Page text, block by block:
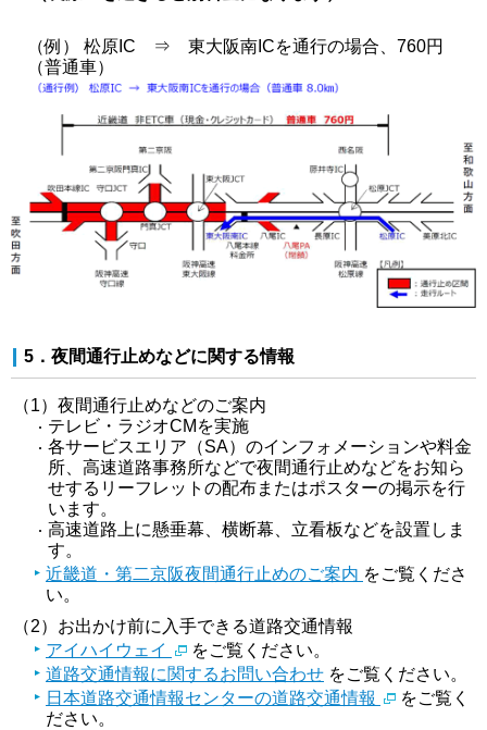
（例） 松原IC ⇒ 東大阪南ICを通行の場合、760円
（普通車）
5．夜間通行止めなどに関する情報
（1）夜間通行止めなどのご案内
テレビ・ラジオCMを実施
各サービスエリア（SA）のインフォメーションや料金
所、高速道路事務所などで夜間通行止めなどをお知ら
せするリーフレットの配布またはポスターの掲示を行
います。
高速道路上に懸垂幕、横断幕、立看板などを設置しま
す。
近畿道・第二京阪夜間通行止めのご案内 をご覧くださ
い。
（2）お出かけ前に入手できる道路交通情報
アイハイウェイ
をご覧ください。
道路交通情報に関するお問い合わせ をご覧ください。
日本道路交通情報センターの道路交通情報
をご覧く
ださい。